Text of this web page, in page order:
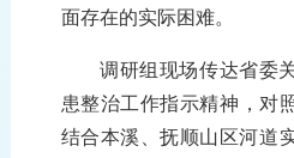
面存在的实际困难。
调研组 现场传达省委
患整治工作指示精神 ， 对
结合本溪、抚顺山区河道